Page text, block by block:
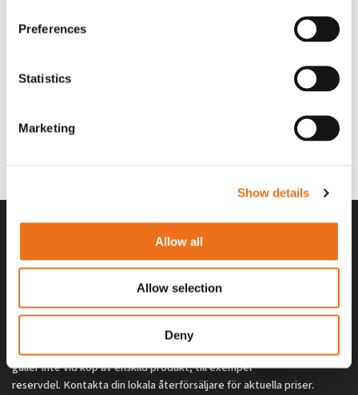
Preferences
Statistics
Marketing
Show details
Allow all
Allow selection
Deny
Lägg till i varukorg
Rotor teeth 8t/6k 0Gr/8 R6/14
Alla priser på tillbehör och tillval gäller vid köp av ny maskin. Priserna
gäller inte vid köp av enskild produkt, till exempel
reservdel. Kontakta din lokala återförsäljare för aktuella priser.